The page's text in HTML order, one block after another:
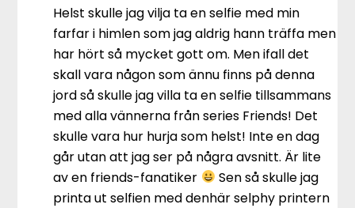
Helst skulle jag vilja ta en selfie med min
farfar i himlen som jag aldrig hann träffa men
har hört så mycket gott om. Men ifall det
skall vara någon som ännu finns på denna
jord så skulle jag villa ta en selfie tillsammans
med alla vännerna från series Friends! Det
skulle vara hur hurja som helst! Inte en dag
går utan att jag ser på några avsnitt. Är lite
av en friends-fanatiker
Sen så skulle jag
printa ut selfien med denhär selphy printern